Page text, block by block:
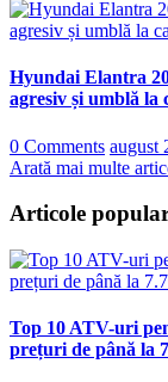
Hyundai Elantra
agresiv și umblă la
0 Comments august
Arată mai multe
Articole
Top 10 ATV-uri
prețuri de până la